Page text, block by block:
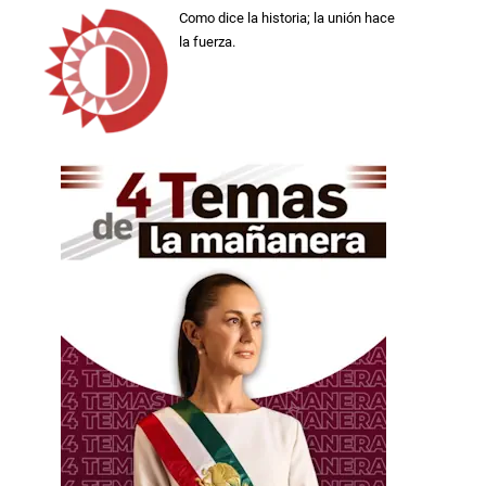
Como dice la historia; la unión hace
la fuerza.